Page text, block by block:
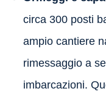
circa 300 posti
ampio cantiere
rimessaggio a
imbarcazioni.